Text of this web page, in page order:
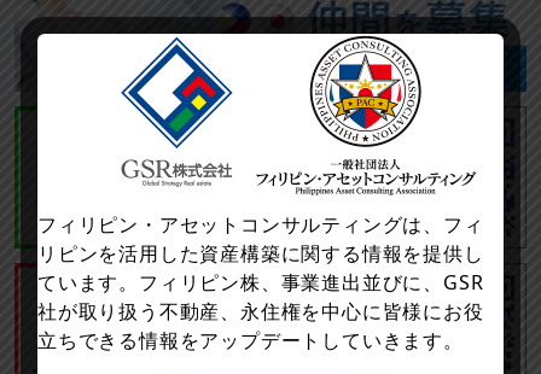
フィリピン・アセットコンサルティングは、フィ
リピンを活用した資産構築に関する情報を提供し
ています。フィリピン株、事業進出並びに、GSR
社が取り扱う不動産、永住権を中心に皆様にお役
立ちできる情報をアップデートしていきます。